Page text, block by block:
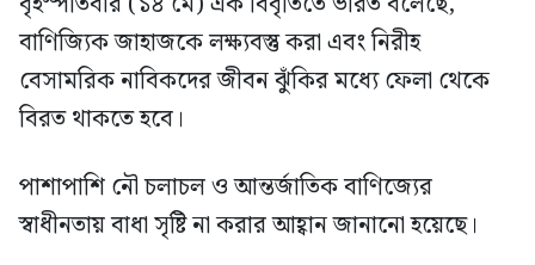
বাণিজ্যিক জাহাজকে লক্ষ্যবস্তু করা এবং নিরীহ
বেসামরিক নাবিকদের জীবন ঝুঁকির মধ্যে ফেলা থেকে
বিরত থাকতে হবে।
পাশাপাশি নৌ চলাচল ও আন্তর্জাতিক বাণিজ্যের
স্বাধীনতায় বাধা সৃষ্টি না করার আহ্বান জানানো হয়েছে।